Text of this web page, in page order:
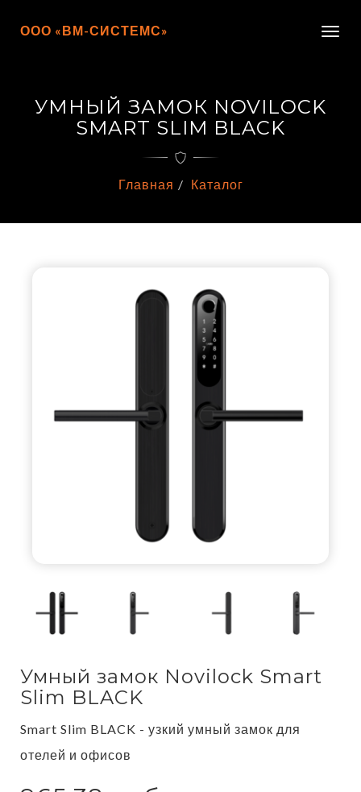
ООО «ВМ-СИСТЕМС»
УМНЫЙ ЗАМОК NOVILOCK
SMART SLIM BLACK
Главная Каталог
Умный замок Novilock Smart
Slim BLACK
Smart Slim BLACK - узкий умный замок для
отелей и офисов